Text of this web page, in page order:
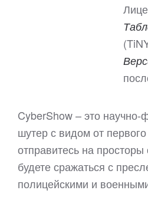
CyberShow – это научно-
шутер с видом от
отправитесь на
будете сражаться с
полицейскими и